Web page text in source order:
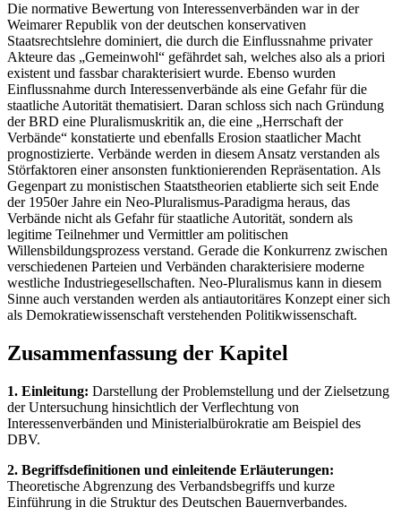
Die normative Bewertung von Interessenverbänden war in der
Weimarer Republik von der deutschen konservativen
Staatsrechtslehre dominiert, die durch die Einflussnahme privater
Akteure das „Gemeinwohl“ gefährdet sah, welches also als a priori
existent und fassbar charakterisiert wurde. Ebenso wurden
Einflussnahme durch Interessenverbände als eine Gefahr für die
staatliche Autorität thematisiert. Daran schloss sich nach Gründung
der BRD eine Pluralismuskritik an, die eine „Herrschaft der
Verbände“ konstatierte und ebenfalls Erosion staatlicher Macht
prognostizierte. Verbände werden in diesem Ansatz verstanden als
Störfaktoren einer ansonsten funktionierenden Repräsentation. Als
Gegenpart zu monistischen Staatstheorien etablierte sich seit Ende
der 1950er Jahre ein Neo-Pluralismus-Paradigma heraus, das
Verbände nicht als Gefahr für staatliche Autorität, sondern als
legitime Teilnehmer und Vermittler am politischen
Willensbildungsprozess verstand. Gerade die Konkurrenz zwischen
verschiedenen Parteien und Verbänden charakterisiere moderne
westliche Industriegesellschaften. Neo-Pluralismus kann in diesem
Sinne auch verstanden werden als antiautoritäres Konzept einer sich
als Demokratiewissenschaft verstehenden Politikwissenschaft.
Zusammenfassung der Kapitel
1. Einleitung: Darstellung der Problemstellung und der Zielsetzung
der Untersuchung hinsichtlich der Verflechtung von
Interessenverbänden und Ministerialbürokratie am Beispiel des
DBV.
2. Begriffsdefinitionen und einleitende Erläuterungen:
Theoretische Abgrenzung des Verbandsbegriffs und kurze
Einführung in die Struktur des Deutschen Bauernverbandes.